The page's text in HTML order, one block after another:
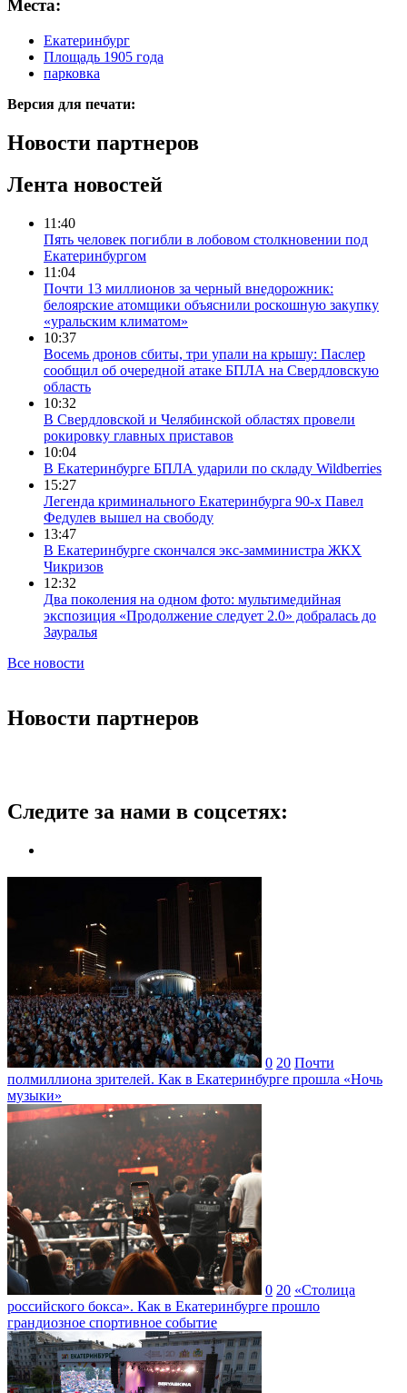
Места:
Екатеринбург
Площадь 1905 года
парковка
Версия для печати:
Новости партнеров
Лента новостей
11:40
Пять человек погибли в лобовом столкновении под
Екатеринбургом
11:04
Почти 13 миллионов за черный внедорожник:
белоярские атомщики объяснили роскошную закупку
«уральским климатом»
10:37
Восемь дронов сбиты, три упали на крышу: Паслер
сообщил об очередной атаке БПЛА на Свердловскую
область
10:32
В Свердловской и Челябинской областях провели
рокировку главных приставов
10:04
В Екатеринбурге БПЛА ударили по складу Wildberries
15:27
Легенда криминального Екатеринбурга 90-х Павел
Федулев вышел на свободу
13:47
В Екатеринбурге скончался экс-замминистра ЖКХ
Чикризов
12:32
Два поколения на одном фото: мультимедийная
экспозиция «Продолжение следует 2.0» добралась до
Зауралья
Все новости
Новости партнеров
Следите за нами в соцсетях:
0 20 Почти
полмиллиона зрителей. Как в Екатеринбурге прошла «Ночь
музыки»
0 20 «Столица
российского бокса». Как в Екатеринбурге прошло
грандиозное спортивное событие